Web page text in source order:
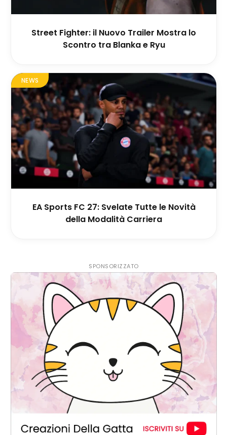
Street Fighter: il Nuovo Trailer Mostra lo
Scontro tra Blanka e Ryu
NEWS
EA Sports FC 27: Svelate Tutte le Novità
della Modalità Carriera
SPONSORIZZATO